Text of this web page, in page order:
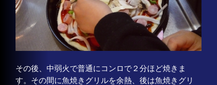
その後、中弱火で普通にコンロで２分ほど焼きま
す。その間に魚焼きグリルを余熱、後は魚焼きグリ